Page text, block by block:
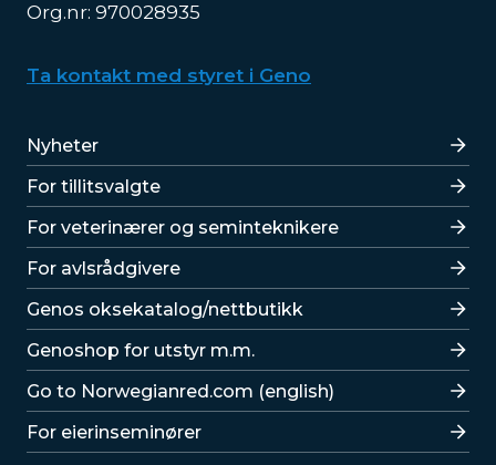
Org.nr: 970028935
Ta kontakt med styret i Geno
Lenker
Nyheter
For tillitsvalgte
For veterinærer og seminteknikere
For avlsrådgivere
Lenker
Genos oksekatalog/nettbutikk
Genoshop for utstyr m.m.
Go to Norwegianred.com (english)
For eierinseminører